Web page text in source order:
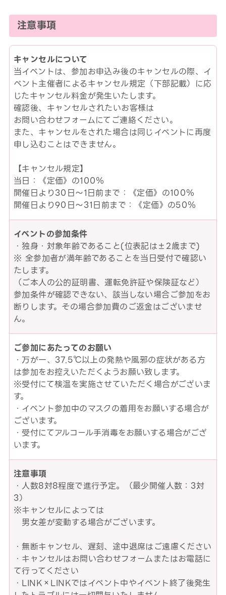
注意事項
キャンセルについて
当イベントは、参加お申込み後のキャンセルの際、イ
ベント主催者によるキャンセル規定（下部記載）に応
じたキャンセル料金が発生いたします。
確認後、キャンセルされたいお客様は
お問い合わせフォームにてご連絡ください。
また、キャンセルをされた場合は同じイベントに再度
申し込むことはできません。
【キャンセル規定】
当日：《定価》の100％
開催日より30日～1日前まで：《定価》の100％
開催日より90日～31日前まで：《定価》の50％
イベントの参加条件
・独身・対象年齢であること(位表記は±2歳まで)
※ 全参加者が満年齢であることを当日受付で確認い
たします。
（ご本人の公的証明書、運転免許証や保険証など）
参加条件が確認できない、該当しない場合ご参加をお
断りします。その場合参加費のご返金はございませ
ん。
ご参加にあたってのお願い
・万が一、37.5℃以上の発熱や風邪の症状がある方
は参加をお控えいただくようお願い致します。
※受付にて検温を実施させていただく場合がございま
す。
・イベント参加中のマスクの着用をお願いする場合が
ございます。
・受付にてアルコール手消毒をお願いする場合がござ
います。
注意事項
・人数8対8程度で進行予定。（最少開催人数：3対
3）
※キャンセルによっては
男女差が変動する場合がございます。
・無断キャンセル、遅刻、途中退席はご遠慮ください
・キャンセルはお問い合わせフォームまたはお電話に
て行ってください
・LINK×LINKではイベント中やイベント終了後発生